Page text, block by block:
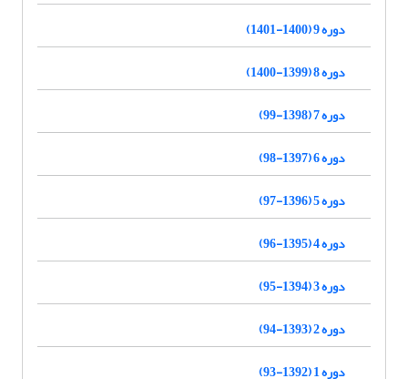
دوره 9 (1400-1401)
دوره 8 (1399-1400)
دوره 7 (1398-99)
دوره 6 (1397-98)
دوره 5 (1396-97)
دوره 4 (1395-96)
دوره 3 (1394-95)
دوره 2 (1393-94)
دوره 1 (1392-93)